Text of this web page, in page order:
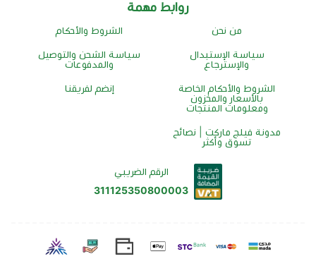
روابط مهمة
من نحن الشروط والأحكام
سياسة الإستبدال
والإسترجاع
سياسة الشحن والتوصيل
والمدفوعات
الشروط والأحكام الخاصة
بالأسعار والمخزون
ومعلومات المنتجات
إنضم لفريقنا
مدونة فيلج ماركت | نصائح
تسوق وأكثر
الرقم الضريبي
311125350800003